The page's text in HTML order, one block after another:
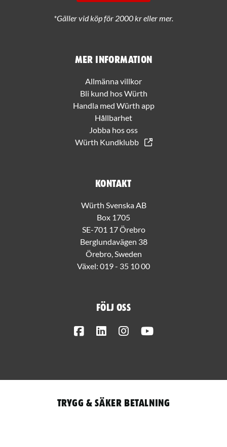
Mer information
Allmänna villkor
Bli kund hos Würth
Handla med Würth app
Hållbarhet
Jobba hos oss
Würth Kundklubb
Kontakt
Würth Svenska AB
Box 1705
SE-701 17 Örebro
Berglundavägen 38
Örebro, Sweden
Växel: 019 - 35 10 00
Följ oss
FacebookLinkedInInstagram
*Gäller vid köp för 2000 kr eller mer.
Trygg & säker betalning